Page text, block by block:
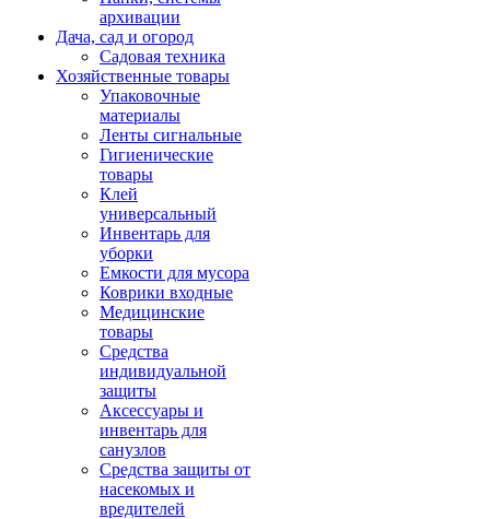
архивации
Дача, сад и огород
Садовая техника
Хозяйственные товары
Упаковочные
материалы
Ленты сигнальные
Гигиенические
товары
Клей
универсальный
Инвентарь для
уборки
Емкости для мусора
Коврики входные
Медицинские
товары
Средства
индивидуальной
защиты
Аксессуары и
инвентарь для
санузлов
Средства защиты от
насекомых и
вредителей